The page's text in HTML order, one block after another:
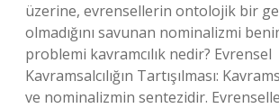
üzerine, evrensellerin ontolojik bir
olmadığını savunan nominalizmi
problemi kavramcılık nedir? Evrensel
Kavramsalcılığın Tartışılması:
ve nominalizmin sentezidir.